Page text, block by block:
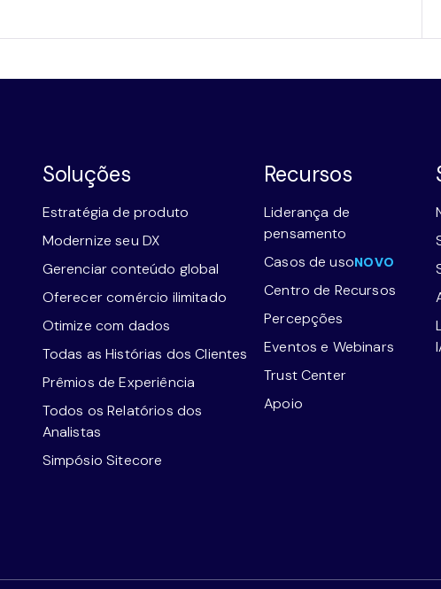
Soluções
Estratégia de produto
Modernize seu DX
Gerenciar conteúdo global
Oferecer comércio ilimitado
Otimize com dados
Todas as Histórias dos Clientes
Prêmios de Experiência
Todos os Relatórios dos
Analistas
Simpósio Sitecore
Recursos
Liderança de
pensamento
Casos de usoNOVO
Centro de Recursos
Percepções
Eventos e Webinars
Trust Center
Apoio